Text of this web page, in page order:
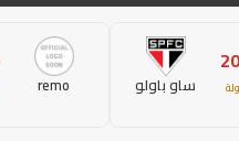
ساو باولو remo